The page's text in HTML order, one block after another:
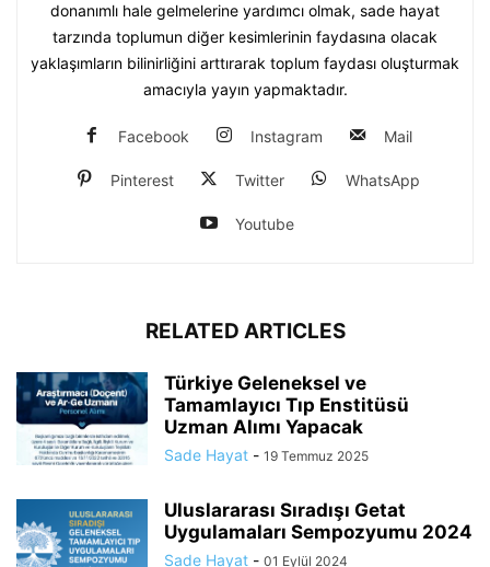
donanımlı hale gelmelerine yardımcı olmak, sade hayat
tarzında toplumun diğer kesimlerinin faydasına olacak
yaklaşımların bilinirliğini arttırarak toplum faydası oluşturmak
amacıyla yayın yapmaktadır.
Facebook Instagram Mail
Pinterest Twitter WhatsApp
Youtube
RELATED ARTICLES
Türkiye Geleneksel ve
Tamamlayıcı Tıp Enstitüsü
Uzman Alımı Yapacak
Sade Hayat - 19 Temmuz 2025
Uluslararası Sıradışı Getat
Uygulamaları Sempozyumu 2024
Sade Hayat - 01 Eylül 2024